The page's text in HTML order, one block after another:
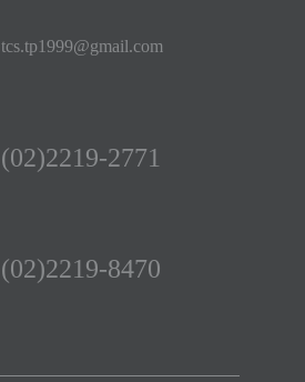
tcs.tp1999@gmail.com
(02)2219-2771
(02)2219-8470